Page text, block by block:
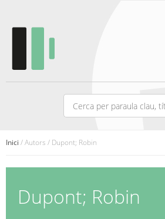
Inici / Autors / Dupont; Robin
Dupont; Robin